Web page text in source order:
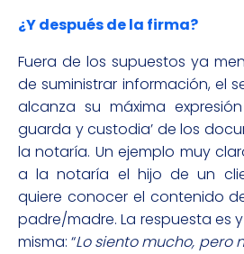
¿Y después de la firma?
Fuera de los supuestos ya
de suministrar información, el
alcanza su máxima
guarda y custodia’ de los
la notaría. Un ejemplo muy
a la notaría el hijo de un
quiere conocer el contenido
padre/madre. La respuesta es
misma: “Lo siento mucho, pero